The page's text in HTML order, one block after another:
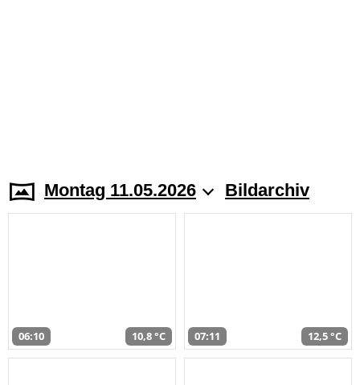
Montag 11.05.2026 Bildarchiv
06:10 10,8 °C 07:11 12,5 °C